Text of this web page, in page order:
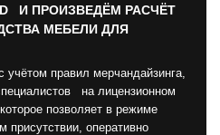
И ПРОИЗВЕДЁМ РАСЧЁТ
МЕБЕЛИ ДЛЯ
учётом правил мерчандайзинга,
на лицензионном
позволяет в режиме
присутствии, оперативно